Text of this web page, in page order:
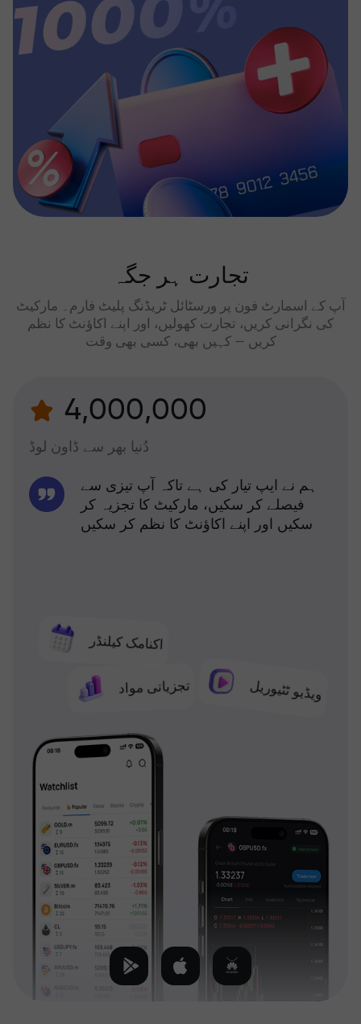
تجارت ہر جگہ
آپ کے اسمارٹ فون پر ورسٹائل ٹریڈنگ پلیٹ فارم۔ مارکیٹ
کی نگرانی کریں، تجارت کھولیں، اور اپنے اکاؤنٹ کا نظم
کریں — کہیں بھی، کسی بھی وقت
4,000,000
دُنیا بھر سے ڈاون لوڈ
اکنامک کیلنڈر
تجزیاتی مواد ویڈیو ٹٹیوریل
ہم نے ایپ تیار کی ہے تاکہ آپ تیزی سے
فیصلے کر سکیں، مارکیٹ کا تجزیہ کر
سکیں اور اپنے اکاؤنٹ کا نظم کر سکیں